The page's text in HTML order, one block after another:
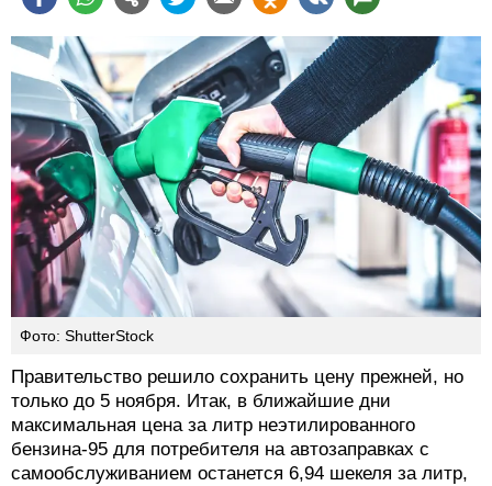
Фото: ShutterStock
Правительство решило сохранить цену прежней, но
только до 5 ноября. Итак, в ближайшие дни
максимальная цена за литр неэтилированного
бензина-95 для потребителя на автозаправках с
самообслуживанием останется 6,94 шекеля за литр,